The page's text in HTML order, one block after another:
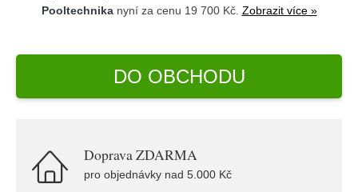
Pooltechnikanyní za cenu 19 700 Kč. Zobrazit více »
DO OBCHODU
Doprava ZDARMA
pro objednávky nad 5.000 Kč